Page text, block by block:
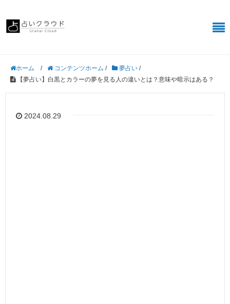
ホーム / コンテンツホーム / 夢占い /
【夢占い】白黒とカラーの夢を見る人の違いとは？意味や暗示はある？
2024.08.29